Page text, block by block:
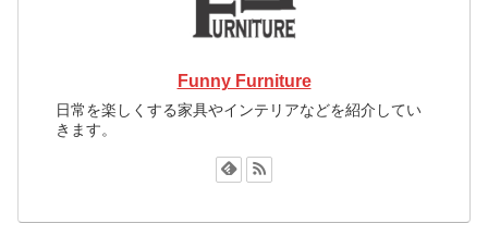
Funny Furniture
日常を楽しくする家具やインテリアなどを紹介してい
きます。